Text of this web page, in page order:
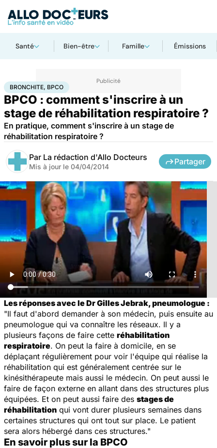
Santé Bien-être Famille Émissions
AccueilSanté MaladiesBronchite, BPCO
BRONCHITE, BPCO
BPCO : comment s'inscrire à un
stage de réhabilitation respiratoire ?
En pratique, comment s'inscrire à un stage de
réhabilitation respiratoire ?
Par La rédaction d'Allo Docteurs
Mis à jour le 04/04/2014
Partager
Les réponses avec le Dr Gilles Jebrak, pneumologue :
"Il faut d'abord demander à son médecin, puis ensuite au
pneumologue qui va connaître les réseaux. Il y a
plusieurs façons de faire cette réhabilitation
respiratoire. On peut la faire à domicile, en se
déplaçant régulièrement pour voir l'équipe qui réalise la
réhabilitation qui est généralement centrée sur le
kinésithérapeute mais aussi le médecin. On peut aussi le
faire de façon externe en allant dans des structures plus
équipées. Et on peut aussi faire des stages de
réhabilitation qui vont durer plusieurs semaines dans
certaines structures qui ont tout sur place. Le patient
sera alors hébergé dans ces structures."
En savoir plus sur la BPCO